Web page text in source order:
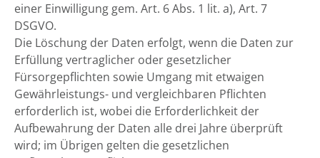
einer Einwilligung gem. Art. 6 Abs. 1 lit. a), Art. 7
DSGVO.
Die Löschung der Daten erfolgt, wenn die Daten zur
Erfüllung vertraglicher oder gesetzlicher
Fürsorgepflichten sowie Umgang mit etwaigen
Gewährleistungs- und vergleichbaren Pflichten
erforderlich ist, wobei die Erforderlichkeit der
Aufbewahrung der Daten alle drei Jahre überprüft
wird; im Übrigen gelten die gesetzlichen